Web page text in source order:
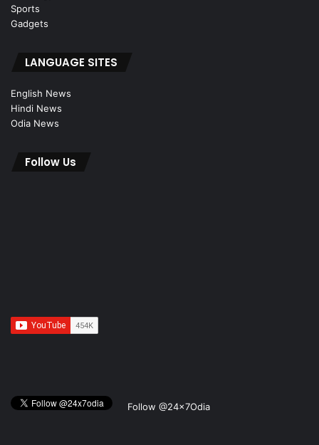
Sports
Gadgets
LANGUAGE SITES
English News
Hindi News
Odia News
Follow Us
Follow @24x7Odia